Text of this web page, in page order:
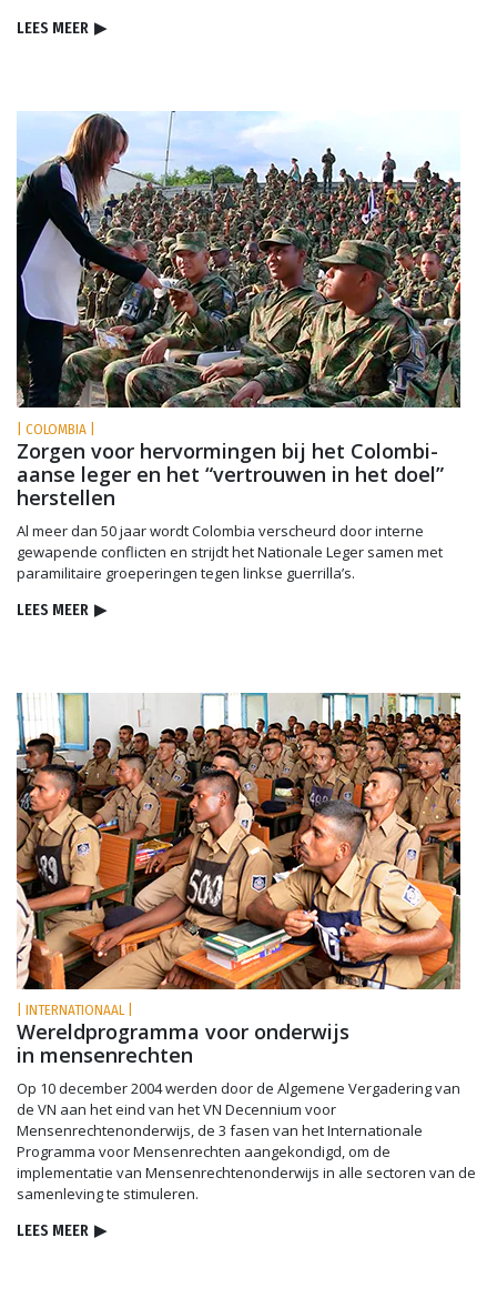
LEES MEER ▶
| COLOMBIA |
Zorgen voor hervormingen bij het Colom­bi­
aanse leger en het “vertrouwen in het doel”
herstellen
Al meer dan 50 jaar wordt Colombia verscheurd door interne
gewapende conflicten en strijdt het Nationale Leger samen met
paramilitaire groeperingen tegen linkse guerrilla’s.
LEES MEER ▶
| INTERNATIONAAL |
Wereldprogramma voor onderwijs
in mensenrechten
Op 10 december 2004 werden door de Algemene Vergadering van
de VN aan het eind van het VN Decennium voor
Mensenrechtenonderwijs, de 3 fasen van het Internationale
Programma voor Mensenrechten aangekondigd, om de
implementatie van Mensenrechten­onderwijs in alle sectoren van de
samenleving te stimuleren.
LEES MEER ▶